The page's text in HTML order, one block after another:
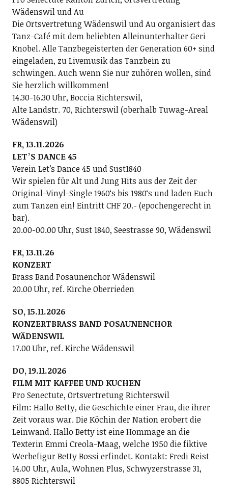
Wädenswil und Au
Die Ortsvertretung Wädenswil und Au organisiert das
Tanz-Café mit dem beliebten Alleinunterhalter Geri
Knobel. Alle Tanzbegeisterten der Generation 60+ sind
eingeladen, zu Livemusik das Tanzbein zu
schwingen. Auch wenn Sie nur zuhören wollen, sind
Sie herzlich willkommen!
14.30-16.30 Uhr, Boccia Richterswil,
Alte Landstr. 70, Richterswil (oberhalb Tuwag-Areal
Wädenswil)
FR, 13.11.2026
LETʼS DANCE 45
Verein Letʼs Dance 45 und Sust1840
Wir spielen für Alt und Jung Hits aus der Zeit der
Original-Vinyl-Single 1960ʻs bis 1980ʻs und laden Euch
zum Tanzen ein! Eintritt CHF 20.- (epochengerecht in
bar).
20.00-00.00 Uhr, Sust 1840, Seestrasse 90, Wädenswil
FR, 13.11.26
KONZERT
Brass Band Posaunenchor Wädenswil
20.00 Uhr, ref. Kirche Oberrieden
SO, 15.11.2026
KONZERTBRASS BAND POSAUNENCHOR
WÄDENSWIL
17.00 Uhr, ref. Kirche Wädenswil
DO, 19.11.2026
FILM MIT KAFFEE UND KUCHEN
Pro Senectute, Ortsvertretung Richterswil
Film: Hallo Betty, die Geschichte einer Frau, die ihrer
Zeit voraus war. Die Köchin der Nation erobert die
Leinwand. Hallo Betty ist eine Hommage an die
Texterin Emmi Creola-Maag, welche 1950 die fiktive
Werbefigur Betty Bossi erfindet. Kontakt: Fredi Reist
14.00 Uhr, Aula, Wohnen Plus, Schwyzerstrasse 31,
8805 Richterswil